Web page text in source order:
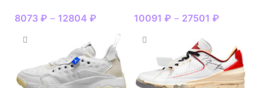
8073 ₽ – 12804 ₽ 10091 ₽ – 27501 ₽